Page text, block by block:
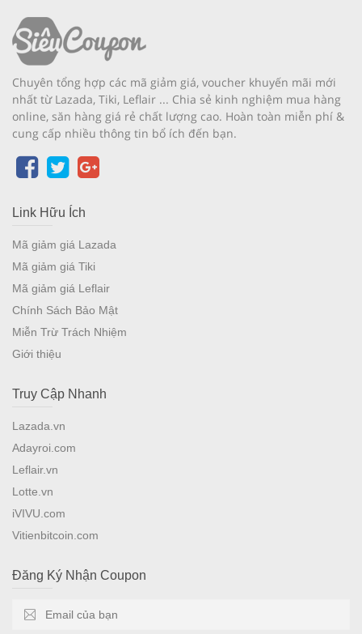
Chuyên tổng hợp các mã giảm giá, voucher khuyến mãi mới
nhất từ Lazada, Tiki, Leflair ... Chia sẻ kinh nghiệm mua hàng
online, săn hàng giá rẻ chất lượng cao. Hoàn toàn miễn phí &
cung cấp nhiều thông tin bổ ích đến bạn.
Link Hữu Ích
Mã giảm giá Lazada
Mã giảm giá Tiki
Mã giảm giá Leflair
Chính Sách Bảo Mật
Miễn Trừ Trách Nhiệm
Giới thiệu
Truy Cập Nhanh
Lazada.vn
Adayroi.com
Leflair.vn
Lotte.vn
iVIVU.com
Vitienbitcoin.com
Đăng Ký Nhận Coupon